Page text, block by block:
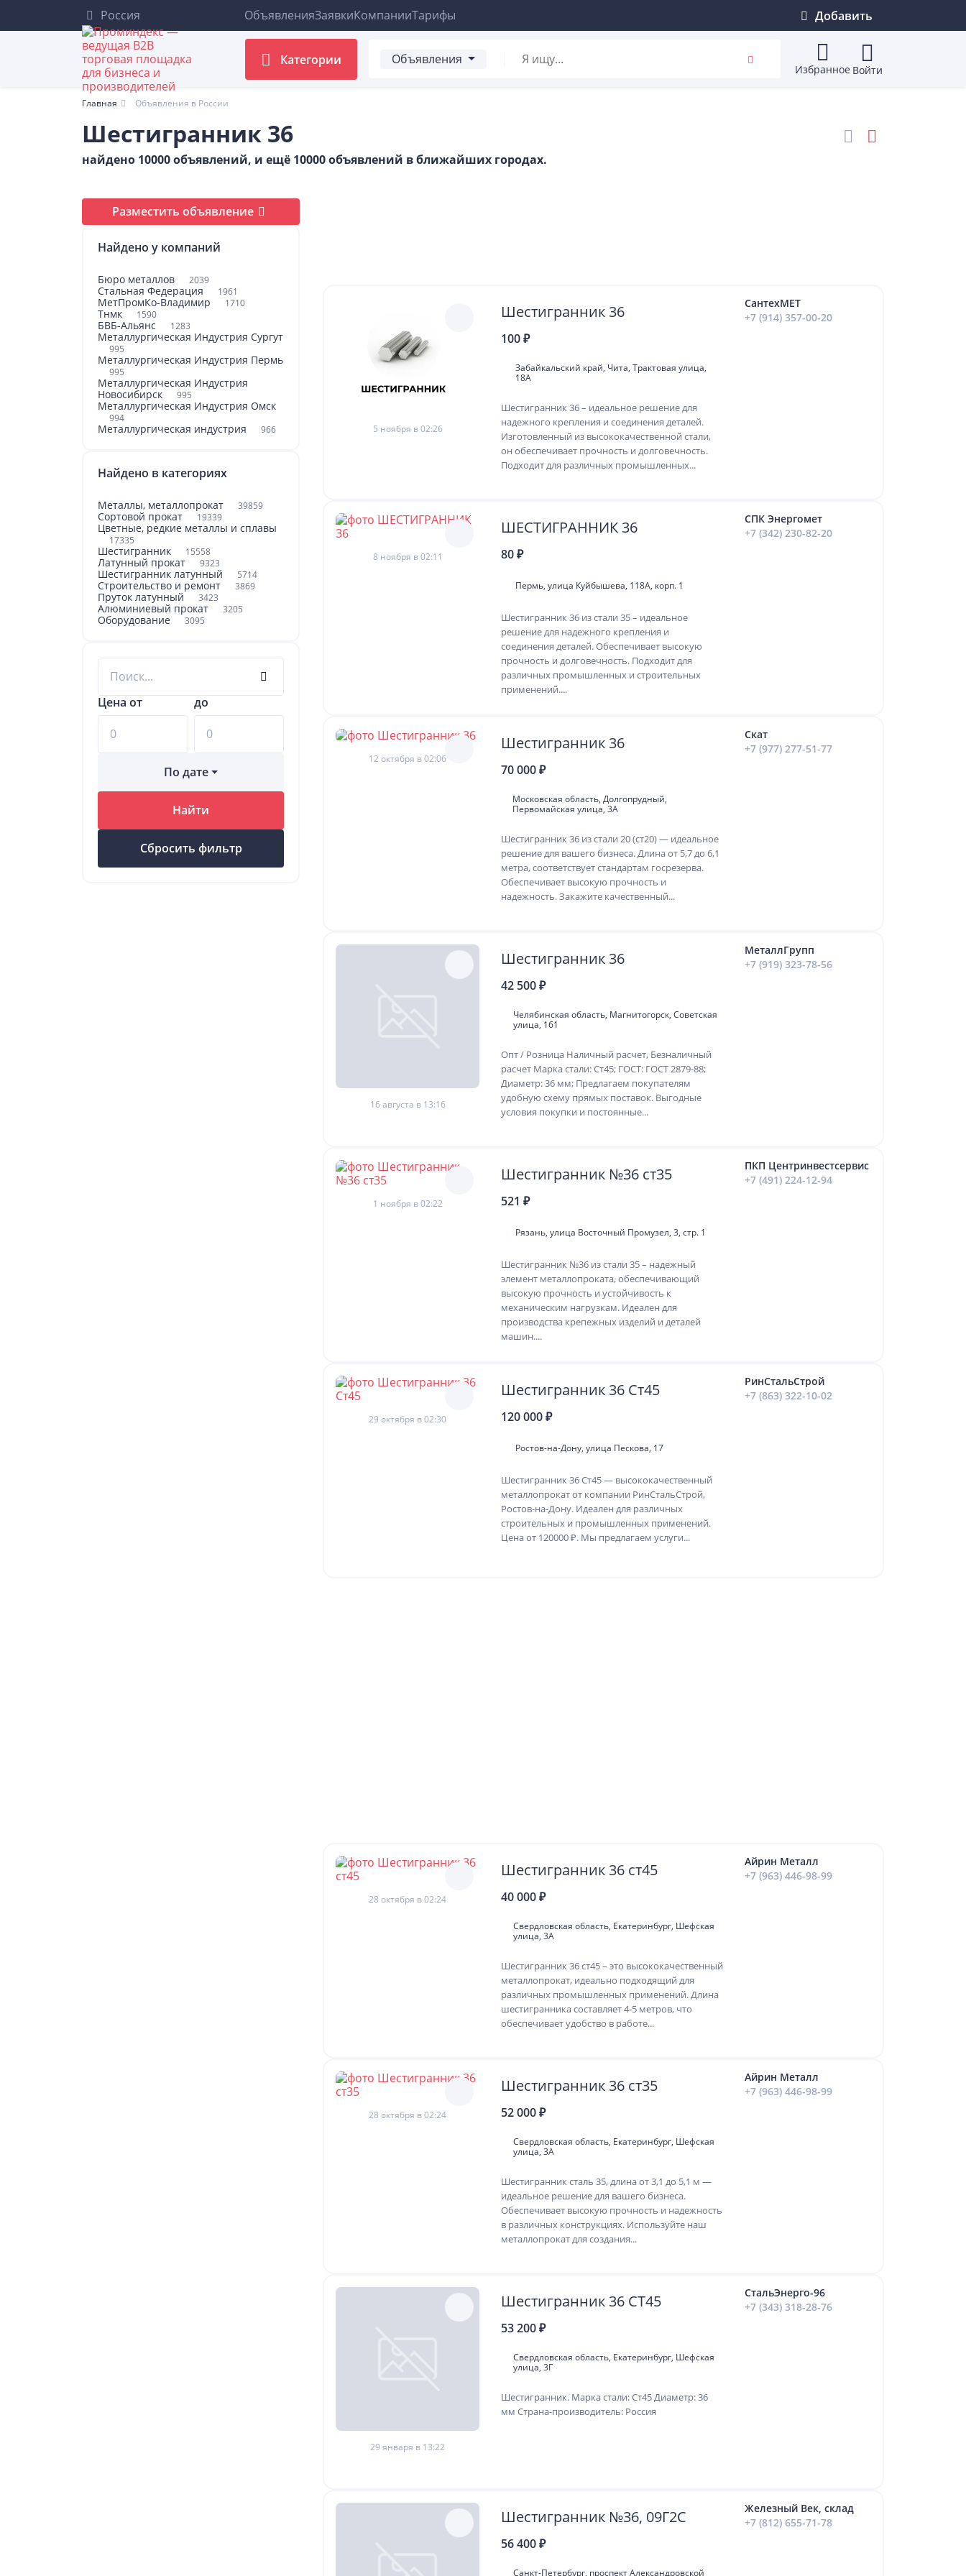
Россия ОбъявленияЗаявкиКомпанииТарифы Добавить
Категории Объявления
Избранное Войти
Главная Объявления в России
Шестигранник 36
найдено 10000 объявлений, и ещё 10000 объявлений в ближайших городах.
Разместить объявление
Найдено у компаний
Бюро металлов 2039
Стальная Федерация 1961
МетПромКо-Владимир 1710
Тнмк 1590
БВБ-Альянс 1283
Металлургическая Индустрия Сургут
995
Металлургическая Индустрия Пермь
995
Металлургическая Индустрия
Новосибирск
995
Металлургическая Индустрия Омск
994
Металлургическая индустрия 966
Найдено в категориях
Металлы, металлопрокат 39859
Сортовой прокат 19339
Цветные, редкие металлы и сплавы
17335
Шестигранник 15558
Латунный прокат 9323
Шестигранник латунный 5714
Строительство и ремонт 3869
Пруток латунный 3423
Алюминиевый прокат 3205
Оборудование 3095
Цена от до
По дате
Найти
Сбросить фильтр
5 ноября в 02:26
Шестигранник 36
100 ₽
Забайкальский край, Чита, Трактовая улица,
18А
Шестигранник 36 – идеальное решение для
надежного крепления и соединения деталей.
Изготовленный из высококачественной стали,
он обеспечивает прочность и долговечность.
Подходит для различных промышленных...
СантехМЕТ
+7 (914) 357-00-20
8 ноября в 02:11
ШЕСТИГРАННИК 36
80 ₽
Пермь, улица Куйбышева, 118А, корп. 1
Шестигранник 36 из стали 35 – идеальное
решение для надежного крепления и
соединения деталей. Обеспечивает высокую
прочность и долговечность. Подходит для
различных промышленных и строительных
применений....
СПК Энергомет
+7 (342) 230-82-20
12 октября в 02:06
Шестигранник 36
70 000 ₽
Московская область, Долгопрудный,
Первомайская улица, 3А
Шестигранник 36 из стали 20 (ст20) — идеальное
решение для вашего бизнеса. Длина от 5,7 до 6,1
метра, соответствует стандартам госрезерва.
Обеспечивает высокую прочность и
надежность. Закажите качественный...
Скат
+7 (977) 277-51-77
16 августа в 13:16
Шестигранник 36
42 500 ₽
Челябинская область, Магнитогорск, Советская
улица, 161
Опт / Розница Наличный расчет, Безналичный
расчет Марка стали: Ст45; ГОСТ: ГОСТ 2879-88;
Диаметр: 36 мм; Предлагаем покупателям
удобную схему прямых поставок. Выгодные
условия покупки и постоянные...
МеталлГрупп
+7 (919) 323-78-56
1 ноября в 02:22
Шестигранник №36 ст35
521 ₽
Рязань, улица Восточный Промузел, 3, стр. 1
Шестигранник №36 из стали 35 – надежный
элемент металлопроката, обеспечивающий
высокую прочность и устойчивость к
механическим нагрузкам. Идеален для
производства крепежных изделий и деталей
машин....
ПКП Центринвестсервис
+7 (491) 224-12-94
29 октября в 02:30
Шестигранник 36 Ст45
120 000 ₽
Ростов-на-Дону, улица Пескова, 17
Шестигранник 36 Ст45 — высококачественный
металлопрокат от компании РинСтальСтрой,
Ростов-на-Дону. Идеален для различных
строительных и промышленных применений.
Цена от 120000 ₽. Мы предлагаем услуги...
РинСтальСтрой
+7 (863) 322-10-02
28 октября в 02:24
Шестигранник 36 ст45
40 000 ₽
Свердловская область, Екатеринбург, Шефская
улица, 3А
Шестигранник 36 ст45 – это высококачественный
металлопрокат, идеально подходящий для
различных промышленных применений. Длина
шестигранника составляет 4-5 метров, что
обеспечивает удобство в работе...
Айрин Металл
+7 (963) 446-98-99
28 октября в 02:24
Шестигранник 36 ст35
52 000 ₽
Свердловская область, Екатеринбург, Шефская
улица, 3А
Шестигранник сталь 35, длина от 3,1 до 5,1 м —
идеальное решение для вашего бизнеса.
Обеспечивает высокую прочность и надежность
в различных конструкциях. Используйте наш
металлопрокат для создания...
Айрин Металл
+7 (963) 446-98-99
29 января в 13:22
Шестигранник 36 СТ45
53 200 ₽
Свердловская область, Екатеринбург, Шефская
улица, 3Г
Шестигранник. Марка стали: Ст45 Диаметр: 36
мм Страна-производитель: Россия
СтальЭнерго-96
+7 (343) 318-28-76
Шестигранник №36, 09Г2С
56 400 ₽
Санкт-Петербург, проспект Александровской
Железный Век, склад
+7 (812) 655-71-78